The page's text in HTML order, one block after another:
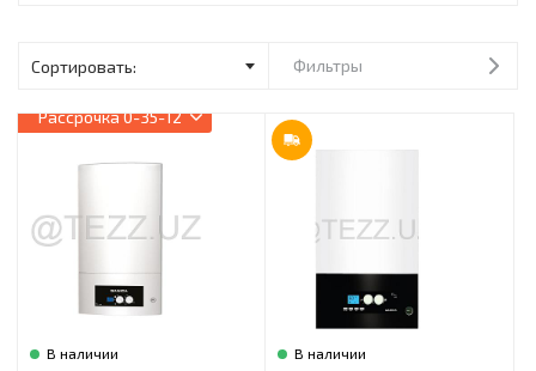
Фильтры
Рассрочка0-35-12
В наличии
В наличии